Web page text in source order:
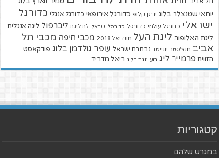
יוחאי שטנצלר בלוג יורגן קלופ כדורגל אירופאי כדורגל אנגלי כדורגל
ישראלי כדורגל עולמי כדורסל כדורסל ישראלי לה ליגה ליברפול ליגה אנגלית
ליגת האלופות ליגת העל מונדיאל 2018 מכבי חיפה מכבי תל
אביב מנצ'סטר יונייטד נבחרת ישראל עופר גולדמן בלוג פודקאסט
הזווית פרמייר ליג רועי זגה בלוג ריאל מדריד
קטגוריות
במגרש שלהם